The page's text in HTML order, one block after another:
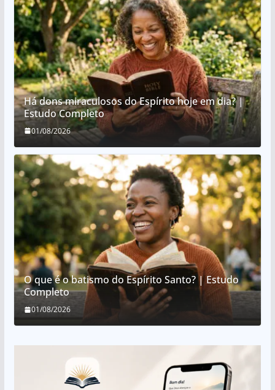
Há dons miraculosos do Espírito hoje em dia? |
Estudo Completo
01/08/2026
O que é o batismo do Espírito Santo? | Estudo
Completo
01/08/2026